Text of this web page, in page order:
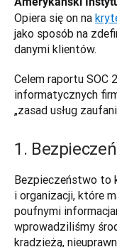
Opiera się on na
jako sposób na
danymi klientów.
Celem raportu SOC
informatycznych
„zasad usług
1.
Bezpieczeństwo to
i organizacji, które
poufnymi
wprowadziliśmy
kradzieżą,